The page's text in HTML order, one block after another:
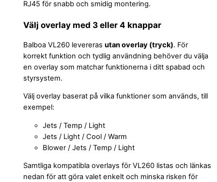
RJ45 för snabb och smidig montering.
Välj overlay med 3 eller 4 knappar
Balboa VL260 levereras utan overlay (tryck). För
korrekt funktion och tydlig användning behöver du välja
en overlay som matchar funktionerna i ditt spabad och
styrsystem.
Välj overlay baserat på vilka funktioner som används, till
exempel:
Jets / Temp / Light
Jets / Light / Cool / Warm
Blower / Jets / Temp / Light
Samtliga kompatibla overlays för VL260 listas och länkas
nedan för att göra valet enkelt och minska risken för